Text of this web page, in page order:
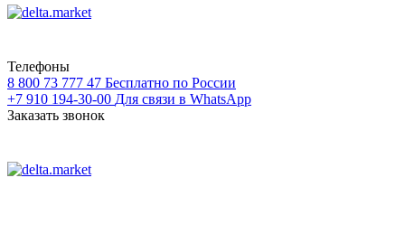
Телефоны
8 800 73 777 47 Бесплатно по России
+7 910 194-30-00 Для связи в WhatsApp
Заказать звонок